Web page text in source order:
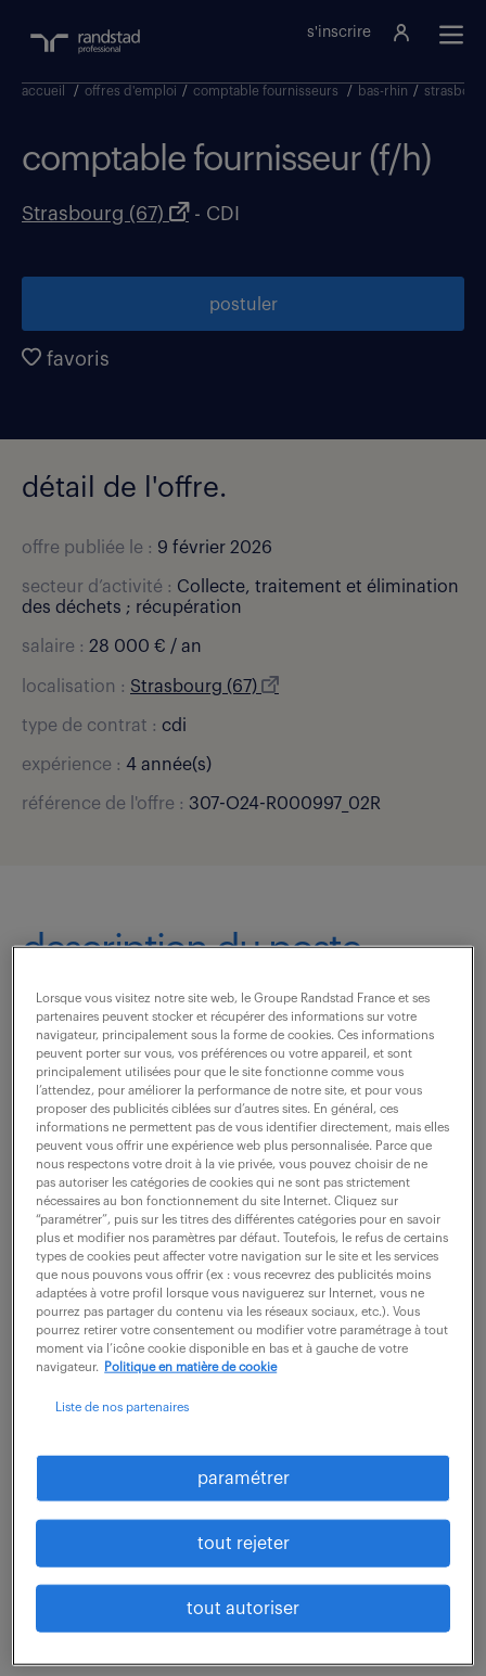
s'inscrire
accueil / offres d'emploi / comptable fournisseurs / bas-rhin /
comptable fournisseur (f/h)
Strasbourg (67) - CDI
postuler
favoris
détail de l'offre.
offre publiée le : 9 février 2026
secteur d’activité : Collecte, traitement et élimination
des déchets ; récupération
salaire : 28 000 € / an
localisation : Strasbourg (67)
type de contrat : cdi
expérience : 4 année(s)
référence de l'offre : 307-O24-R000997_02R
description du poste
Dans le cadre d'un renforcement de notre équipe
dédiée, vous jouerez un rôle clé au sein du Service
Comptabilité de leur siège à Strasbourg.
Directement sous la responsabilité du responsable
comptable de site, vous effectuerez les missions
suivantes:
- Vérification de la conformité des factures
(légalité, rapprochement avec bons de
commande).
- Saisie et imputation comptable des factures
d'achat et des notes de frais.
- Suivi des échéances de paiement et gestion des
relances fournisseurs.
- Tenue à jour des comptes auxiliaires fournisseurs.
- Participation aux rapprochements bancaires.
- Justification des soldes des comptes
Lorsque vous visitez notre site web, le Groupe Randstad France et ses
partenaires peuvent stocker et récupérer des informations sur votre
navigateur, principalement sous la forme de cookies. Ces informations
peuvent porter sur vous, vos préférences ou votre appareil, et sont
principalement utilisées pour que le site fonctionne comme vous
l’attendez, pour améliorer la performance de notre site, et pour vous
proposer des publicités ciblées sur d’autres sites. En général, ces
informations ne permettent pas de vous identifier directement, mais elles
peuvent vous offrir une expérience web plus personnalisée. Parce que
nous respectons votre droit à la vie privée, vous pouvez choisir de ne
pas autoriser les catégories de cookies qui ne sont pas strictement
nécessaires au bon fonctionnement du site Internet. Cliquez sur
“paramétrer”, puis sur les titres des différentes catégories pour en savoir
plus et modifier nos paramètres par défaut. Toutefois, le refus de certains
types de cookies peut affecter votre navigation sur le site et les services
que nous pouvons vous offrir (ex : vous recevrez des publicités moins
adaptées à votre profil lorsque vous naviguerez sur Internet, vous ne
pourrez pas partager du contenu via les réseaux sociaux, etc.). Vous
pourrez retirer votre consentement ou modifier votre paramétrage à tout
moment via l’icône cookie disponible en bas et à gauche de votre
navigateur.
Politique en matière de cookie
Liste de nos partenaires
paramétrer
tout rejeter
tout autoriser